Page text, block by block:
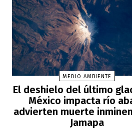
MEDIO AMBIENTE
El deshielo del último
México impacta río
advierten muerte
Jamapa